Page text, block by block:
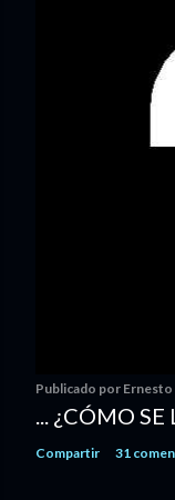
Publicado por
... ¿CÓMO
Compartir 31